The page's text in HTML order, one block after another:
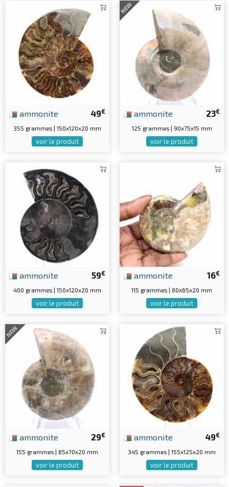
49€
ammonite
355 grammes | 150x120x20 mm
voir le produit
NEW
23€
ammonite
125 grammes | 90x75x15 mm
voir le produit
59€
ammonite
400 grammes | 150x120x20 mm
voir le produit
16€
ammonite
115 grammes | 80x65x20 mm
voir le produit
NEW
29€
ammonite
155 grammes | 85x70x20 mm
voir le produit
49€
ammonite
345 grammes | 155x125x20 mm
voir le produit